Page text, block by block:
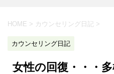
HOME > カウンセリング日記 >
カウンセリング日記
女性の回復・・・